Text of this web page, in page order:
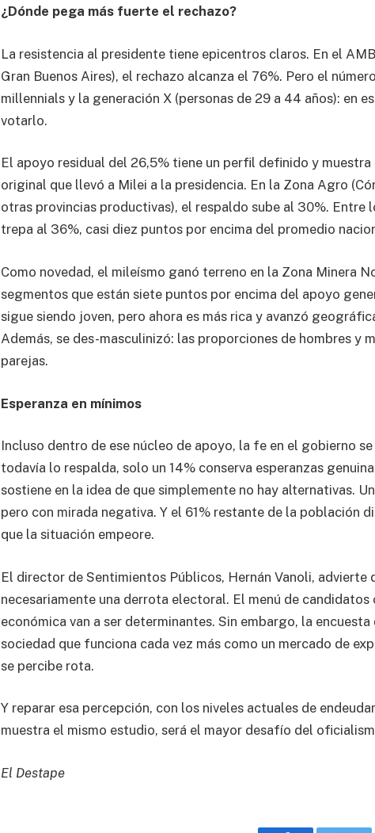
¿Dónde pega más fuerte el rechazo?
La resistencia al presidente tiene epicentros claros. En el
Gran Buenos Aires), el rechazo alcanza el 76%. Pero el
millennials y la generación X (personas de 29 a 44 años): en
votarlo.
El apoyo residual del 26,5% tiene un perfil definido y
original que llevó a Milei a la presidencia. En la Zona Agro
otras provincias productivas), el respaldo sube al 30%. Entre
trepa al 36%, casi diez puntos por encima del promedio
Como novedad, el mileísmo ganó terreno en la Zona Minera
segmentos que están siete puntos por encima del apoyo
sigue siendo joven, pero ahora es más rica y avanzó
Además, se des-masculinizó: las proporciones de hombres y
parejas.
Esperanza en mínimos
Incluso dentro de ese núcleo de apoyo, la fe en el gobierno
todavía lo respalda, solo un 14% conserva esperanzas
sostiene en la idea de que simplemente no hay alternativas.
pero con mirada negativa. Y el 61% restante de la población
que la situación empeore.
El director de Sentimientos Públicos, Hernán Vanoli, advierte
necesariamente una derrota electoral. El menú de
económica van a ser determinantes. Sin embargo, la encuesta
sociedad que funciona cada vez más como un mercado de
se percibe rota.
Y reparar esa percepción, con los niveles actuales de
muestra el mismo estudio, será el mayor desafío del
El Destape